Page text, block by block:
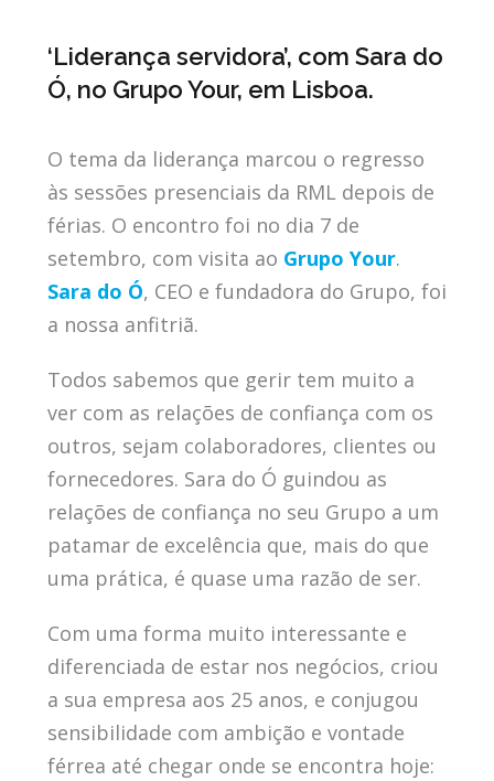
‘Liderança servidora’, com Sara do
Ó, no Grupo Your, em Lisboa.
O tema da liderança marcou o regresso
às sessões presenciais da RML depois de
férias. O encontro foi no dia 7 de
setembro, com visita ao Grupo Your.
Sara do Ó, CEO e fundadora do Grupo, foi
a nossa anfitriã.
Todos sabemos que gerir tem muito a
ver com as relações de confiança com os
outros, sejam colaboradores, clientes ou
fornecedores. Sara do Ó guindou as
relações de confiança no seu Grupo a um
patamar de excelência que, mais do que
uma prática, é quase uma razão de ser.
Com uma forma muito interessante e
diferenciada de estar nos negócios, criou
a sua empresa aos 25 anos, e conjugou
sensibilidade com ambição e vontade
férrea até chegar onde se encontra hoje: